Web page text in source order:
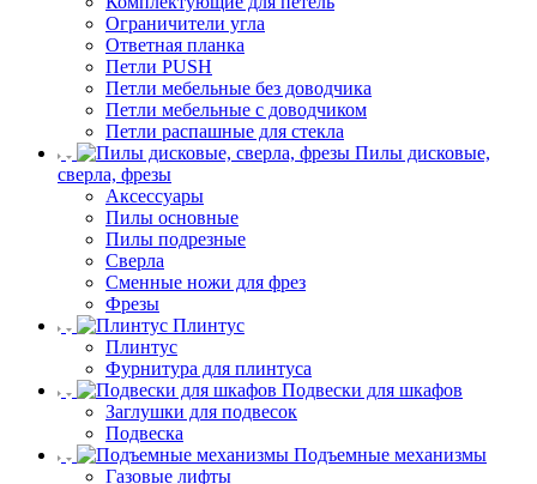
Ограничители угла
Ответная планка
Петли PUSH
Петли мебельные без доводчика
Петли мебельные с доводчиком
Петли распашные для стекла
Пилы дисковые,
сверла, фрезы
Аксессуары
Пилы основные
Пилы подрезные
Сверла
Сменные ножи для фрез
Фрезы
Плинтус
Плинтус
Фурнитура для плинтуса
Подвески для шкафов
Заглушки для подвесок
Подвеска
Подъемные механизмы
Газовые лифты